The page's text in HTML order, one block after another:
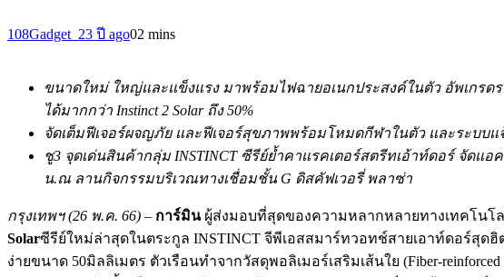
108Gadget_23 ปี ago02 mins
ขนาดใหม่ ใหญ่และแข็งแรง มาพร้อมไฟฉายอเนกประสงค์ในตัว อัพเกรด
ได้มากกว่า Instinct 2 Solar ถึง 50%
จัดเต็มฟีเจอร์ผจญภัย และฟีเจอร์สุขภาพพร้อมโหมดกีฬาในตัว และระบบแ
ชู3 จุดเด่นสินค้ากลุ่ม INSTINCT ซีรีย์ย้ำคาแรคเตอร์สตรีทเอ้าท์ดอร์ จัดแ
น.ณ ลานกิจกรรมบริเวณทางเชื่อมชั้น G ดิสคัฟเวอรี่ พลาซ่า
กรุงเทพฯ (26 พ.ค. 66) – การ์มินผู้ส่งมอบที่สุดของความหลากหลายทางเทคโนโล
Solarซีรีย์ใหม่ล่าสุดในตระกูล INSTINCT จีพีเอสสมาร์ทวอทช์สายเอาท์ดอร์สุด
ง่ายขนาด 50มิลลิเมตร ตัวเรือนทำจากวัสดุพอลิเมอร์เสริมเส้นใย (Fiber-